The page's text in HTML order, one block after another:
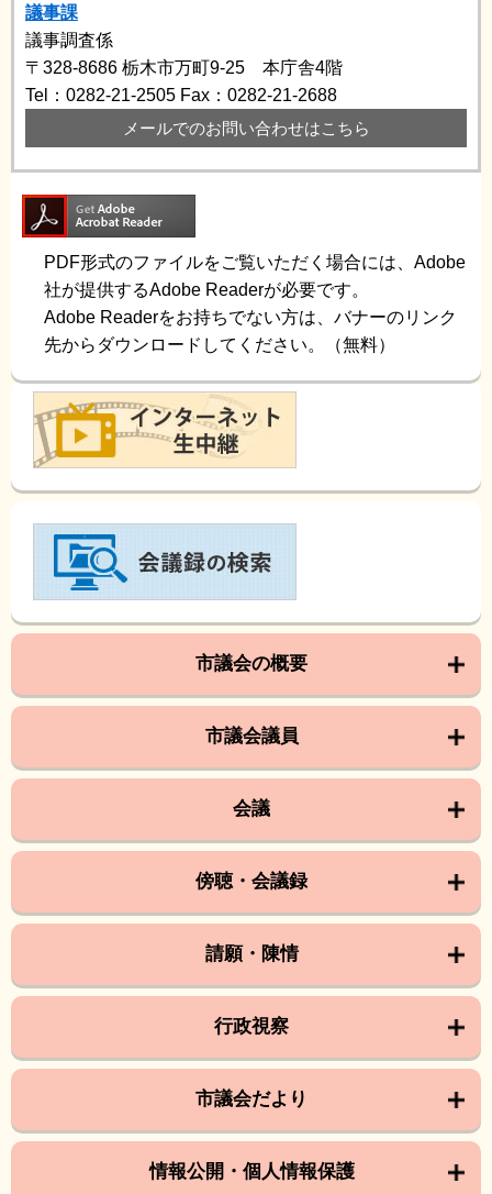
議事課
議事調査係
〒328-8686 栃木市万町9-25 本庁舎4階
Tel：0282-21-2505 Fax：0282-21-2688
メールでのお問い合わせはこちら
PDF形式のファイルをご覧いただく場合には、Adobe
社が提供するAdobe Readerが必要です。
Adobe Readerをお持ちでない方は、バナーのリンク
先からダウンロードしてください。（無料）
市議会の概要
市議会議員
会議
傍聴・会議録
請願・陳情
行政視察
市議会だより
情報公開・個人情報保護